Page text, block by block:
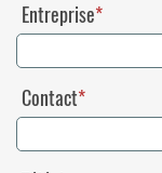
Entreprise
Contact